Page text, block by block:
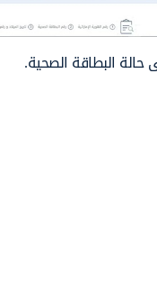
حالة البطاقة الصحية.